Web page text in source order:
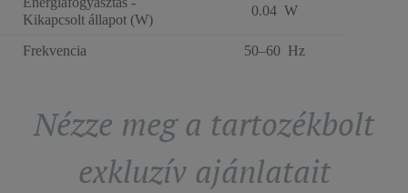
Kikapcsolt állapot (W)
0.04 W
Frekvencia 50–60 Hz
Nézze meg a tartozékbolt
exkluzív ajánlatait